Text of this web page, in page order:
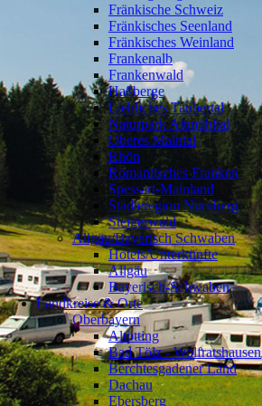
Fränkische Schweiz
Fränkisches Seenland
Fränkisches Weinland
Frankenalb
Frankenwald
Haßberge
Liebliches Taubertal
Naturpark Altmühltal
Oberes Maintal
Rhön
Romantisches Franken
Spessart-Mainland
Städteregion Nürnberg
Steigerwald
Allgäu/Bayerisch Schwaben
Hotels/Unterkünfte
Allgäu
Bayerisch-Schwaben
Landkreise & Orte
Oberbayern
Altötting
Bad Tölz - Wolfratshausen
Berchtesgadener Land
Dachau
Ebersberg